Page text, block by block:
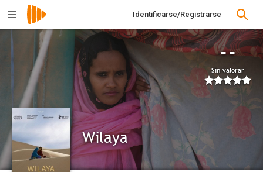
Identificarse/Registrarse
--
Sin valorar
Wilaya